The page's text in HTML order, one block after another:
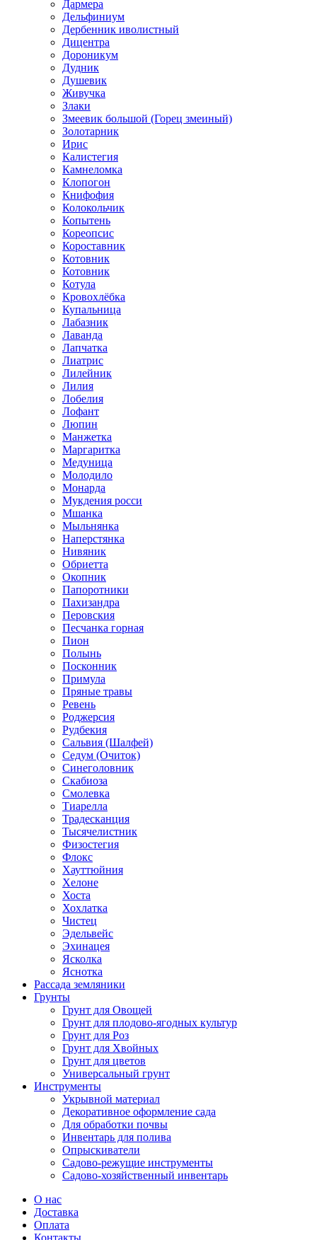
Дармера
Дельфиниум
Дербенник иволистный
Дицентра
Дороникум
Дудник
Душевик
Живучка
Злаки
Змеевик большой (Горец змеиный)
Золотарник
Ирис
Калистегия
Камнеломка
Клопогон
Книфофия
Колокольчик
Копытень
Кореопсис
Короставник
Котовник
Котовник
Котула
Кровохлёбка
Купальница
Лабазник
Лаванда
Лапчатка
Лиатрис
Лилейник
Лилия
Лобелия
Лофант
Люпин
Манжетка
Маргаритка
Медуница
Молодило
Монарда
Мукдения росси
Мшанка
Мыльнянка
Наперстянка
Нивяник
Обриетта
Окопник
Папоротники
Пахизандра
Перовския
Песчанка горная
Пион
Полынь
Посконник
Примула
Пряные травы
Ревень
Роджерсия
Рудбекия
Сальвия (Шалфей)
Седум (Очиток)
Синеголовник
Скабиоза
Смолевка
Тиарелла
Традесканция
Тысячелистник
Физостегия
Флокс
Хауттюйния
Хелоне
Хоста
Хохлатка
Чистец
Эдельвейс
Эхинацея
Ясколка
Яснотка
Рассада земляники
Грунты
Грунт для Овощей
Грунт для плодово-ягодных культур
Грунт для Роз
Грунт для Хвойных
Грунт для цветов
Универсальный грунт
Инструменты
Укрывной материал
Декоративное оформление сада
Для обработки почвы
Инвентарь для полива
Опрыскиватели
Садово-режущие инструменты
Садово-хозяйственный инвентарь
О нас
Доставка
Оплата
Контакты